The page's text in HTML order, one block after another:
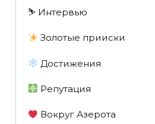
⛷️ Интервью
Золотые прииски
Достижения
Репутация
Вокруг Азерота